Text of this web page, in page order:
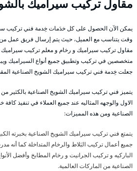
مقاول تركيب سيراميك
يمكن الآن الحصول على كل خدَمات خِدمة فني تركيب
وقت يتناسب مع العميل، حيث يتم إرسال فريق عمل
مقاول تركيب سيراميك و رخام و معلم تركيب سيراميك
متخصصين في تركيب وتطبيق جميع أنواع السيراميك
جعلت خِدمة فني تركيب سيراميك الشويخ الصناعية
يتميز فني تركيب سيراميك الشويخ الصناعية بالكثير
الاول والوجهه المثاليه عند جميع العملاء في تنفيذ
الصناعية ومن هذه المميزات:
يتمتع فني تركيب سيراميك الشويخ الصناعية بخبرته
جميع أعمال تركيب البَلاط والرخام المتداخلة كما أنه
الباركيه و تركيب الجرانيت و رخام المطابخ وأفضل
الصناعية من الماركات العالمية.